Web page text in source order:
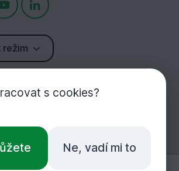
452
s cookies?
Ne, vadí mi to